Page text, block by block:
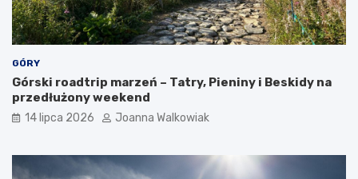
GÓRY
Górski roadtrip marzeń – Tatry, Pieniny i Beskidy na
przedłużony weekend
14 lipca 2026 Joanna Walkowiak